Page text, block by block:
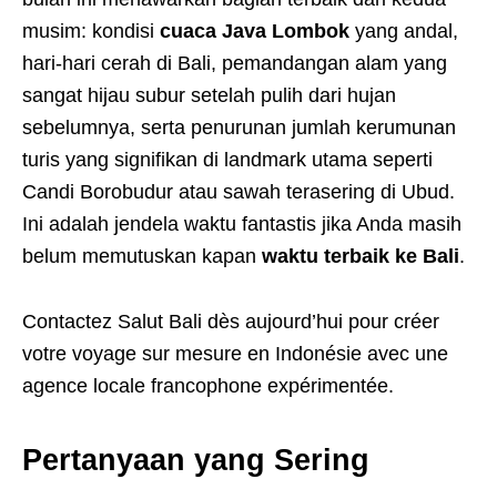
musim: kondisi cuaca Java Lombok yang andal,
hari-hari cerah di Bali, pemandangan alam yang
sangat hijau subur setelah pulih dari hujan
sebelumnya, serta penurunan jumlah kerumunan
turis yang signifikan di landmark utama seperti
Candi Borobudur atau sawah terasering di Ubud.
Ini adalah jendela waktu fantastis jika Anda masih
belum memutuskan kapan waktu terbaik ke Bali.
Contactez Salut Bali dès aujourd’hui pour créer
votre voyage sur mesure en Indonésie avec une
agence locale francophone expérimentée.
Pertanyaan yang Sering